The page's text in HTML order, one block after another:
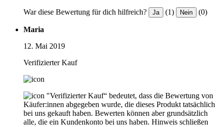
War diese Bewertung für dich hilfreich? Ja (1) Nein (0)
Maria
12. Mai 2019
Verifizierter Kauf
"Verifizierter Kauf“ bedeutet, dass die Bewertung von
Käufer:innen abgegeben wurde, die dieses Produkt tatsächlich
bei uns gekauft haben. Bewerten können aber grundsätzlich
alle, die ein Kundenkonto bei uns haben. Hinweis schließen